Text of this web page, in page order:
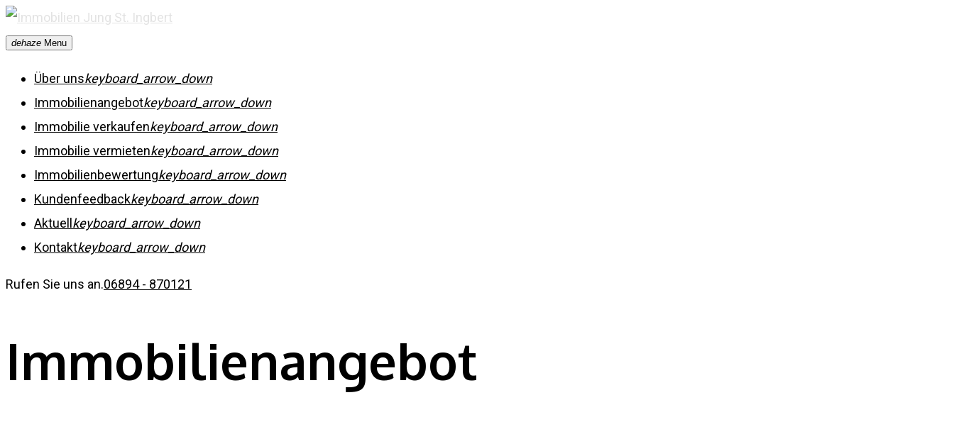
Skip
todehaze Menu
Über unskeyboard_arrow_down
Immobilienangebotkeyboard_arrow_down
Immobilie verkaufenkeyboard_arrow_down
Immobilie vermietenkeyboard_arrow_down
Immobilienbewertungkeyboard_arrow_down
Kundenfeedbackkeyboard_arrow_down
Aktuell keyboard_arrow_down
Kontaktkeyboard_arrow_down
Rufen Sie uns an.06894 - 870121
Immobilien­angebot